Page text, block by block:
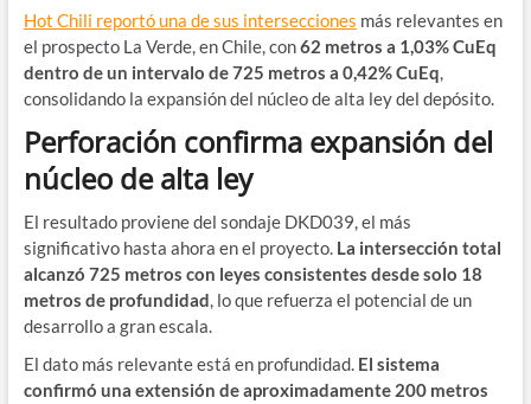
Hot Chili reportó una de sus intersecciones más relevantes en
el prospecto La Verde, en Chile, con62 metros a 1,03% CuEq
dentro de un intervalo de 725 metros a 0,42% CuEq,
consolidando la expansión del núcleo de alta ley del depósito.
Perforación confirma expansión del
núcleo de alta ley
El resultado proviene del sondaje DKD039, el más
significativo hasta ahora en el proyecto. La intersección total
alcanzó 725 metros con leyes consistentes desde solo 18
metros de profundidad, lo que refuerza el potencial de un
desarrollo a gran escala.
El dato más relevante está en profundidad. El sistema
confirmó una extensión de aproximadamente 200 metros